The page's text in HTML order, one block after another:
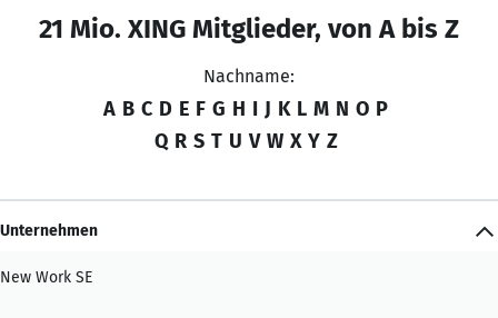
21 Mio. XING Mitglieder, von A bis Z
Nachname:
A B C D E F G H I J K L M N O P
Q R S T U V W X Y Z
Unternehmen
New Work SE